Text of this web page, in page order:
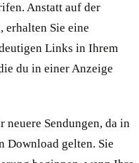
Anstatt auf der
erhalten Sie eine
Links in Ihrem
du in einer Anzeige
Sendungen, da in
Download gelten. Sie